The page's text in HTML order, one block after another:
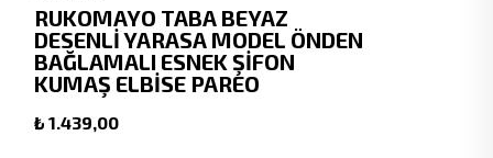
RUKOMAYO TABA BEYAZ
DESENLİ YARASA MODEL ÖNDEN
BAĞLAMALI ESNEK ŞİFON
KUMAŞ ELBİSE PAREO
₺ 1.439,00